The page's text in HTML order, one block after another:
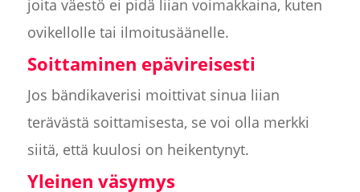
joita väestö ei pidä liian voimakkaina, kuten
ovikellolle tai ilmoitusäänelle.
Soittaminen epävireisesti
Jos bändikaverisi moittivat sinua liian
terävästä soittamisesta, se voi olla merkki
siitä, että kuulosi on heikentynyt.
Yleinen väsymys